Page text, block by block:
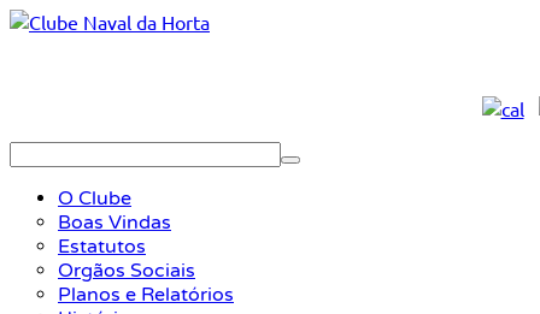
O Clube
Boas Vindas
Estatutos
Orgãos Sociais
Planos e Relatórios